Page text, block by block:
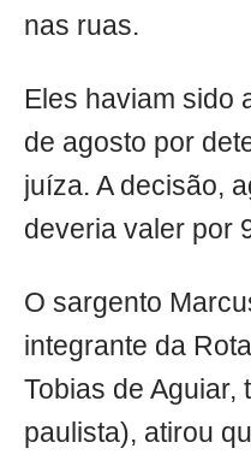
nas ruas.
Eles haviam sido
de agosto por
juíza. A decisão,
deveria valer por
O sargento
integrante da
Tobias de Aguiar,
paulista), atirou